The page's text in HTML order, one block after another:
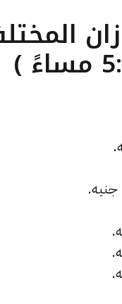
21 الآن للأوزان